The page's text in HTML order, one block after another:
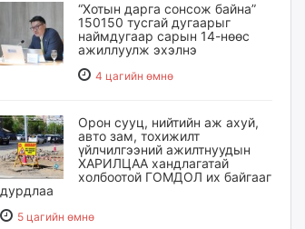
“Хотын дарга сонсож байна”
150150 тусгай дугаарыг
наймдугаар сарын 14-нөөс
ажиллуулж эхэлнэ
4 цагийн өмнө
Орон сууц, нийтийн аж ахуй,
авто зам, тохижилт
үйлчилгээний ажилтнуудын
ХАРИЛЦАА хандлагатай
холбоотой ГОМДОЛ их байгааг
дурдлаа
5 цагийн өмнө